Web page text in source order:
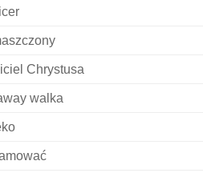
Chrystusa
walka